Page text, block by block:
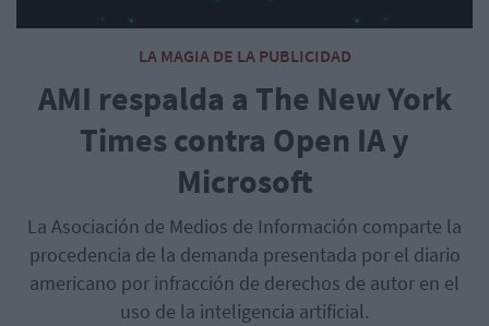
LA MAGIA DE LA PUBLICIDAD
AMI respalda a The New York
Times contra Open IA y
Microsoft
La Asociación de Medios de Información comparte la
procedencia de la demanda presentada por el diario
americano por infracción de derechos de autor en el
uso de la inteligencia artificial.